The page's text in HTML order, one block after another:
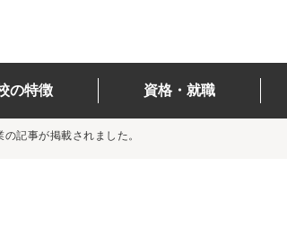
の特徴 資格・就職
記事が掲載されました。